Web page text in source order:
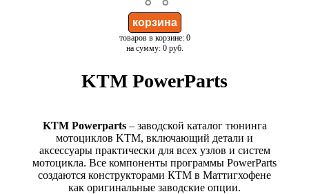
товаров в корзине: 0
на сумму: 0 руб.
KTM PowerParts
KTM Powerparts– заводской каталог тюнинга
мотоциклов KTM, включающий детали и
аксессуары практически для всех узлов и систем
мотоцикла. Все компоненты программы PowerParts
создаются конструкторами КТМ в Маттигхофене
как оригинальные заводские опции.